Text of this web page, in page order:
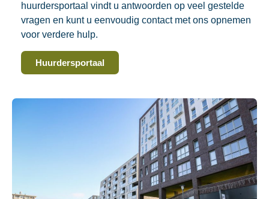
huurdersportaal vindt u antwoorden op veel gestelde
vragen en kunt u eenvoudig contact met ons opnemen
voor verdere hulp.
Huurdersportaal